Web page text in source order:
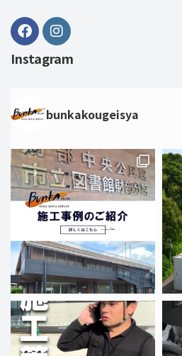
Instagram
bunkakougeisya